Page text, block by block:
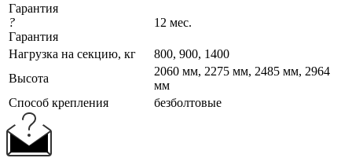
Гарантия
?
Гарантия
12 мес.
Нагрузка на секцию, кг
800, 900, 1400
Высота
2060 мм, 2275 мм, 2485 мм, 2964
мм
Cпособ крепления
безболтовые